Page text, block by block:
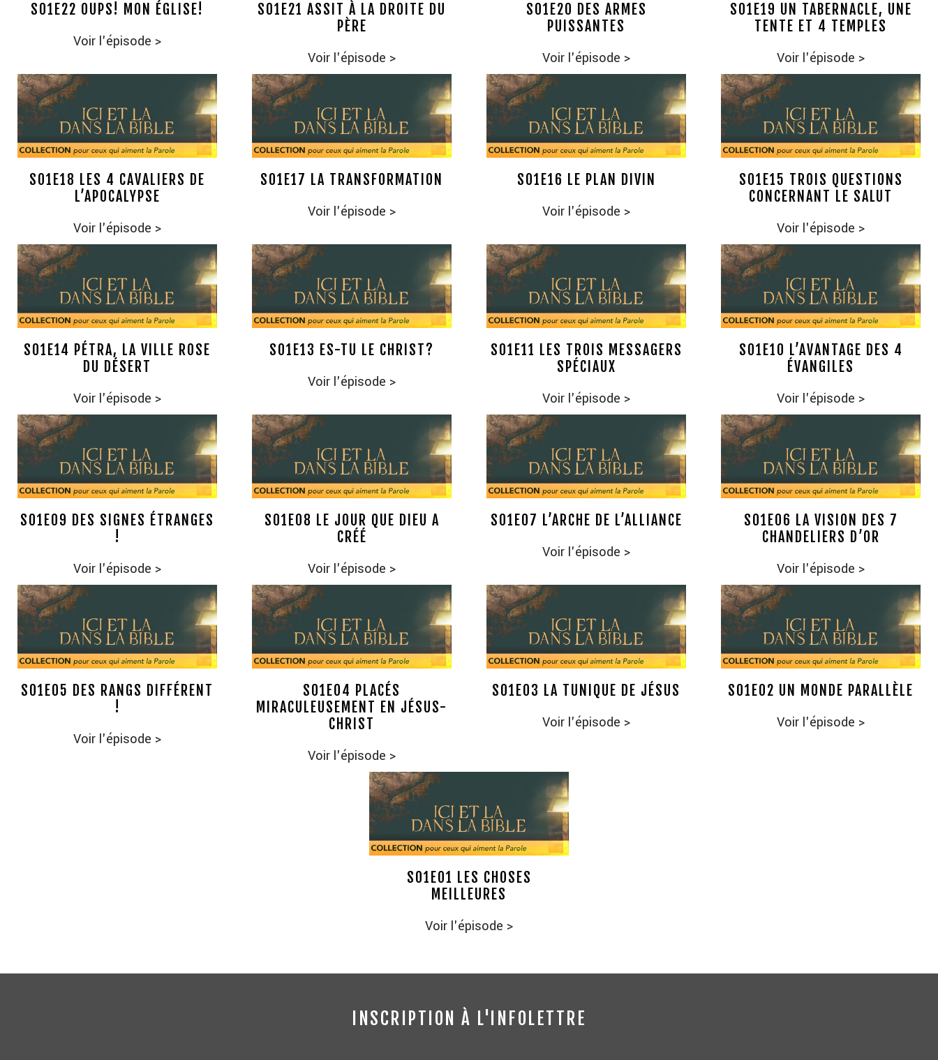
S01E22 OUPS! MON ÉGLISE!
Voir l'épisode >
S01E21 ASSIT À LA DROITE DU
PÈRE
Voir l'épisode >
S01E20 DES ARMES
PUISSANTES
Voir l'épisode >
S01E19 UN TABERNACLE, UNE
TENTE ET 4 TEMPLES
Voir l'épisode >
S01E18 LES 4 CAVALIERS DE
L’APOCALYPSE
Voir l'épisode >
S01E17 LA TRANSFORMATION
Voir l'épisode >
S01E16 LE PLAN DIVIN
Voir l'épisode >
S01E15 TROIS QUESTIONS
CONCERNANT LE SALUT
Voir l'épisode >
S01E14 PÉTRA, LA VILLE ROSE
DU DÉSERT
Voir l'épisode >
S01E13 ES-TU LE CHRIST?
Voir l'épisode >
S01E11 LES TROIS MESSAGERS
SPÉCIAUX
Voir l'épisode >
S01E10 L’AVANTAGE DES 4
ÉVANGILES
Voir l'épisode >
S01E09 DES SIGNES ÉTRANGES
!
Voir l'épisode >
S01E08 LE JOUR QUE DIEU A
CRÉÉ
Voir l'épisode >
S01E07 L’ARCHE DE L’ALLIANCE
Voir l'épisode >
S01E06 LA VISION DES 7
CHANDELIERS D’OR
Voir l'épisode >
S01E05 DES RANGS DIFFÉRENT
!
Voir l'épisode >
S01E04 PLACÉS
MIRACULEUSEMENT EN JÉSUS-
CHRIST
Voir l'épisode >
S01E03 LA TUNIQUE DE JÉSUS
Voir l'épisode >
S01E02 UN MONDE PARALLÈLE
Voir l'épisode >
S01E01 LES CHOSES
MEILLEURES
Voir l'épisode >
INSCRIPTION À L'INFOLETTRE